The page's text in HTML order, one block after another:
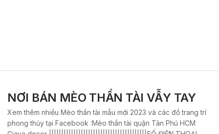
NƠI BÁN MÈO THẦN TÀI VẪY TAY
Xem thêm nhiều Mèo thần tài mẫu mới 2023 và các đồ trang trí
phong thủy tại Facebook :Mèo thần tài quận Tân Phú HCM